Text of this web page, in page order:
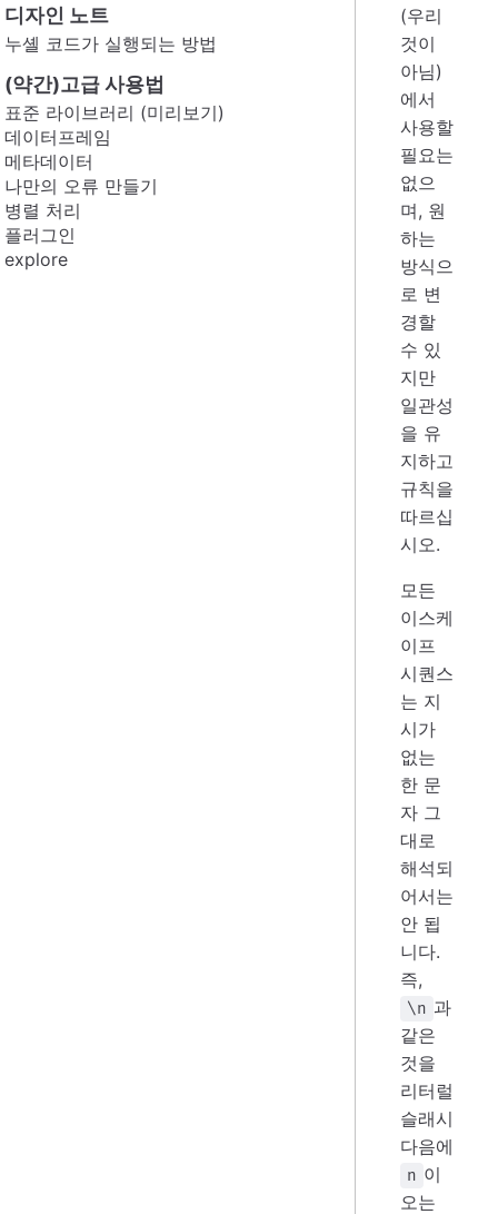
디자인 노트
누셸 코드가 실행되는 방법
(약간)고급 사용법
표준 라이브러리 (미리보기)
데이터프레임
메타데이터
나만의 오류 만들기
병렬 처리
플러그인
explore
(우리
것이
아님)
에서
사용할
필요는
없으
며, 원
하는
방식으
로 변
경할
수 있
지만
일관성
을 유
지하고
규칙을
따르십
시오.
모든
이스케
이프
시퀀스
는 지
시가
없는
한 문
자 그
대로
해석되
어서는
안 됩
니다.
즉,
\n 과
같은
것을
리터럴
슬래시
다음에
n 이
오는